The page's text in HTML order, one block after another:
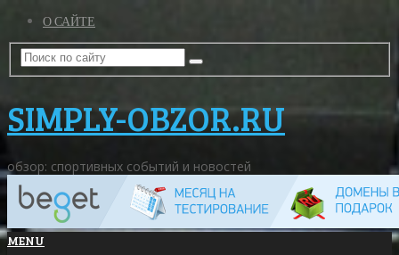
О САЙТЕ
SIMPLY-OBZOR.RU
обзор: спортивных событий и новостей
MENU